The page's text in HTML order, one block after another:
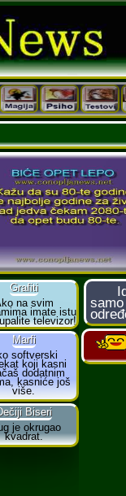
Iq